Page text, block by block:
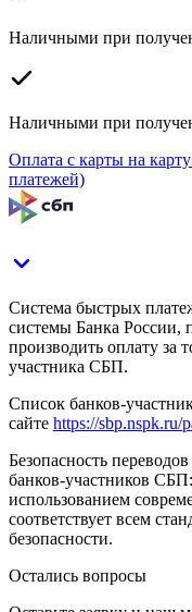
Наличными при
Наличными при
Оплата с карты на
платежей)
Система быстрых
системы Банка
производить оплату за
участника СБП.
Список банков-
сайте https://sbp.nspk.ru/
Безопасность
банков-участников
использованием
соответствует всем
безопасности.
Остались вопросы